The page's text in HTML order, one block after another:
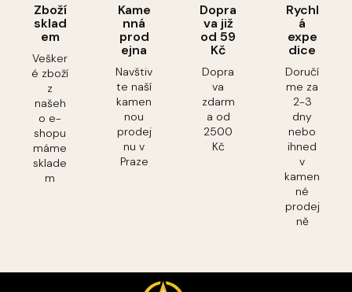
Zboží
sklad
em
Vešker
é zboží
z
našeh
o e-
shopu
máme
sklade
m
Kame
nná
prod
ejna
Navštiv
te naší
kamen
nou
prodej
nu v
Praze
Dopra
va již
od 59
Kč
Dopra
va
zdarm
a od
2500
Kč
Rychl
á
expe
dice
Doručí
me za
2-3
dny
nebo
ihned
v
kamen
né
prodej
ně